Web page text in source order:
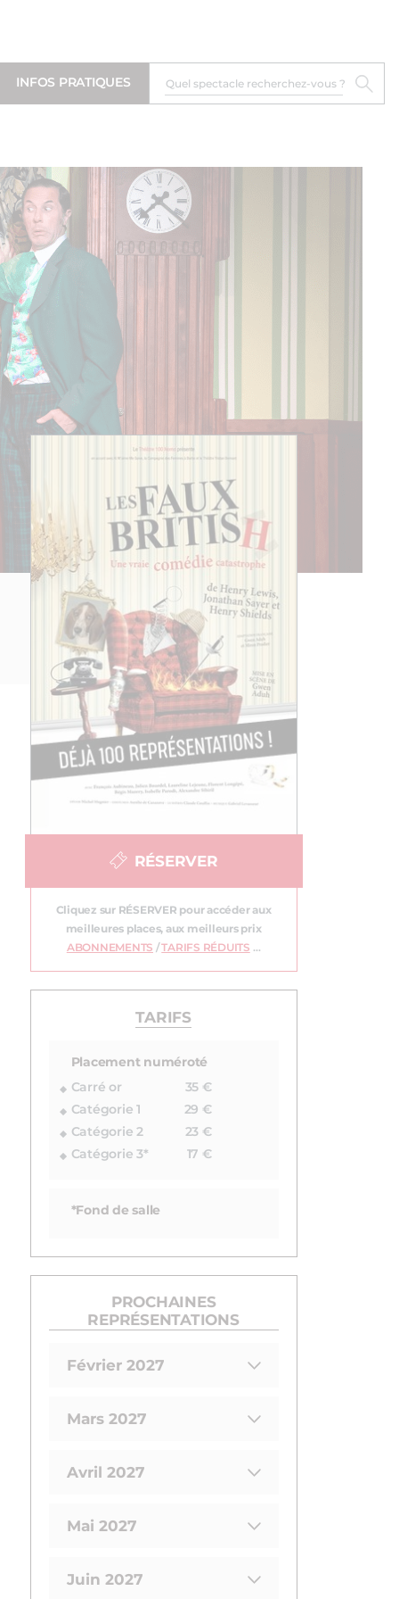
INFOS PRATIQUES
RÉSERVER
Cliquez sur RÉSERVER pour accéder aux
meilleures places, aux meilleurs prix
ABONNEMENTS /TARIFS RÉDUITS …
TARIFS
Placement numéroté
Carré or
35 €
Catégorie 1
29 €
Catégorie 2
23 €
Catégorie 3*
17 €
*Fond de salle
PROCHAINES
REPRÉSENTATIONS
Février 2027
Mars 2027
Avril 2027
Mai 2027
Juin 2027